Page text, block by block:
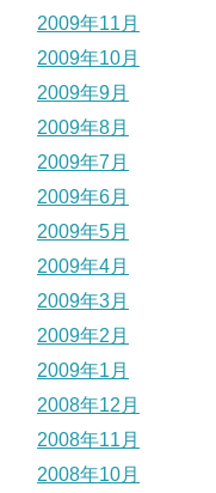
2009年11月
2009年10月
2009年9月
2009年8月
2009年7月
2009年6月
2009年5月
2009年4月
2009年3月
2009年2月
2009年1月
2008年12月
2008年11月
2008年10月